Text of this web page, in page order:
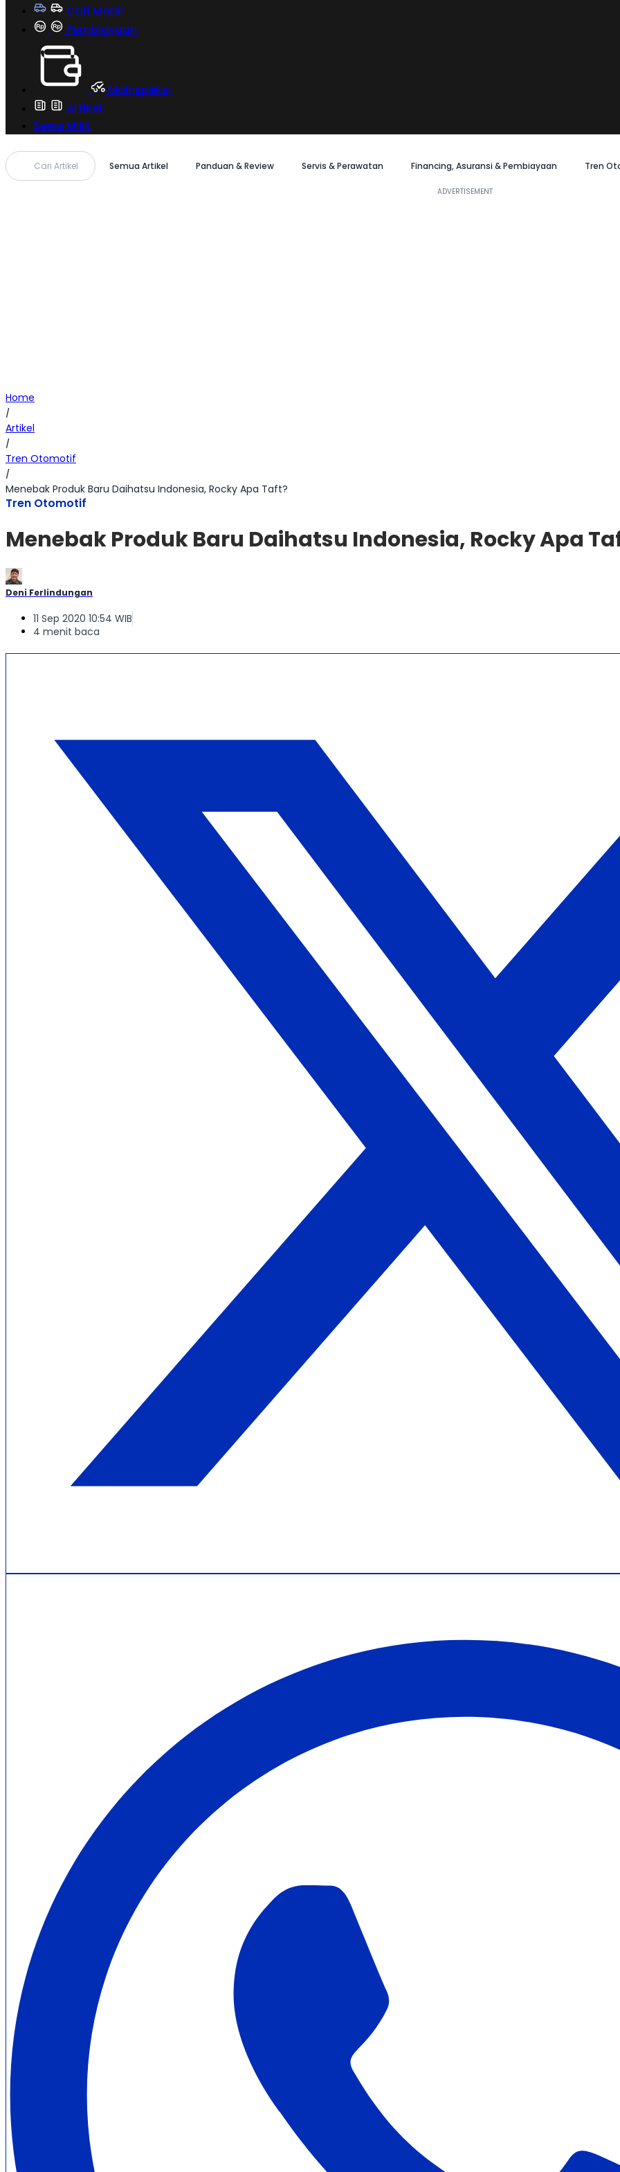
Cari Mobil
Pembiayaan
MoInspeksi
Artikel
Sewa Milik
Cari Artikel Semua Artikel Panduan & Review Servis & Perawatan Financing, Asuransi & Pembiayaan Tren
Home
/
Artikel
/
Tren Otomotif
/
Menebak Produk Baru Daihatsu Indonesia, Rocky Apa Taft?
Tren Otomotif
Menebak Produk Baru Daihatsu Indonesia, Rocky Apa
Deni Ferlindungan
11 Sep 2020 10:54 WIB
4 menit baca